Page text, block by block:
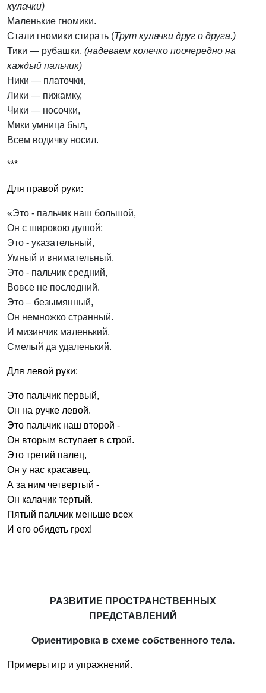
кулачки)
Маленькие гномики.
Стали гномики стирать (Трут кулачки друг о друга.)
Тики — рубашки, (надеваем колечко поочередно на
каждый пальчик)
Ники — платочки,
Лики — пижамку,
Чики — носочки,
Мики умница был,
Всем водичку носил.
***
Для правой руки:
«Это - пальчик наш большой,
Он с широкою душой;
Это - указательный,
Умный и внимательный.
Это - пальчик средний,
Вовсе не последний.
Это – безымянный,
Он немножко странный.
И мизинчик маленький,
Смелый да удаленький.
Для левой руки:
Это пальчик первый,
Он на ручке левой.
Это пальчик наш второй -
Он вторым вступает в строй.
Это третий палец,
Он у нас красавец.
А за ним четвертый -
Он калачик тертый.
Пятый пальчик меньше всех
И его обидеть грех!
РАЗВИТИЕ ПРОСТРАНСТВЕННЫХ
ПРЕДСТАВЛЕНИЙ
Ориентировка в схеме собственного тела.
Примеры игр и упражнений.